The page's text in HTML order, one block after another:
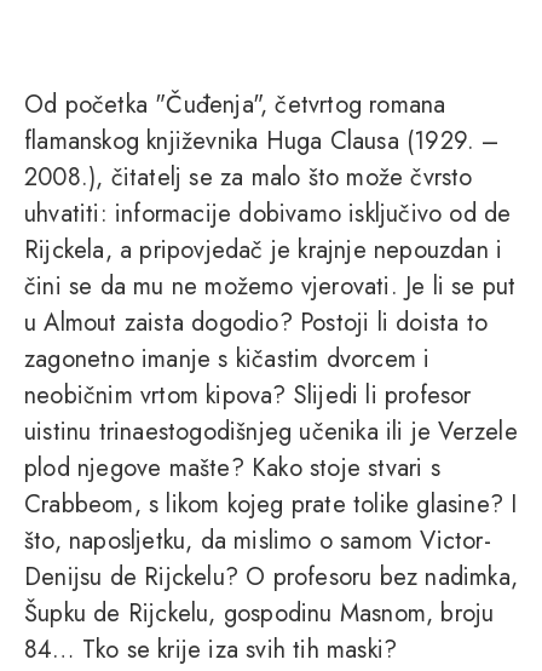
Od početka "Čuđenja", četvrtog romana
flamanskog književnika Huga Clausa (1929. –
2008.), čitatelj se za malo što može čvrsto
uhvatiti: informacije dobivamo isključivo od de
Rijckela, a pripovjedač je krajnje nepouzdan i
čini se da mu ne možemo vjerovati. Je li se put
u Almout zaista dogodio? Postoji li doista to
zagonetno imanje s kičastim dvorcem i
neobičnim vrtom kipova? Slijedi li profesor
uistinu trinaestogodišnjeg učenika ili je Verzele
plod njegove mašte? Kako stoje stvari s
Crabbeom, s likom kojeg prate tolike glasine? I
što, naposljetku, da mislimo o samom Victor-
Denijsu de Rijckelu? O profesoru bez nadimka,
Šupku de Rijckelu, gospodinu Masnom, broju
84… Tko se krije iza svih tih maski?